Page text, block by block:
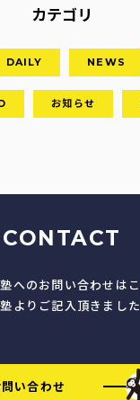
カテゴリ
DAILY NEWS
お知らせ
CONTACT
へのお問い合わせは
よりご記入頂きまし
問い合わせ